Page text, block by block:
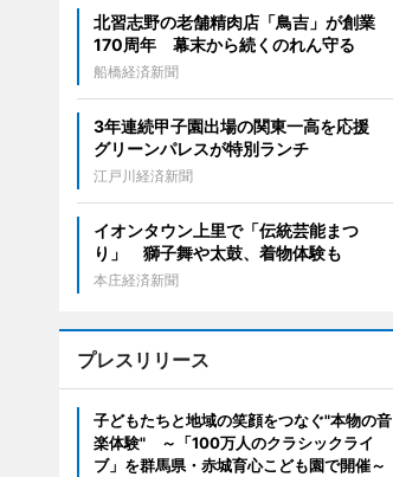
北習志野の老舗精肉店「鳥吉」が創業
170周年 幕末から続くのれん守る
船橋経済新聞
3年連続甲子園出場の関東一高を応援
グリーンパレスが特別ランチ
江戸川経済新聞
イオンタウン上里で「伝統芸能まつ
り」 獅子舞や太鼓、着物体験も
本庄経済新聞
プレスリリース
子どもたちと地域の笑顔をつなぐ"本物の音
楽体験" ～「100万人のクラシックライ
ブ」を群馬県・赤城育心こども園で開催～